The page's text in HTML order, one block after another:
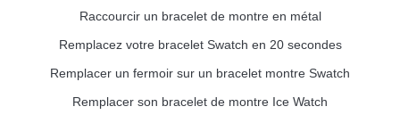
Raccourcir un bracelet de montre en métal
Remplacez votre bracelet Swatch en 20 secondes
Remplacer un fermoir sur un bracelet montre Swatch
Remplacer son bracelet de montre Ice Watch